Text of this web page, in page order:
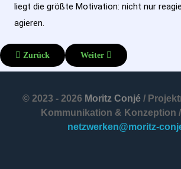
liegt die größte Motivation: nicht nur
agieren.
Vorheriger Beitrag: Bürgerbeteiligung neu
Zurück Nächster Beitrag:
Weiter
© 2023 - 2026 Moritz Conjé/
Kommunikation & Konzeption
netzwerken@moritz-